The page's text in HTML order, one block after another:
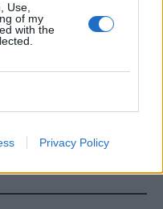
Use,
of my
with the
Privacy Policy
os
2026 em